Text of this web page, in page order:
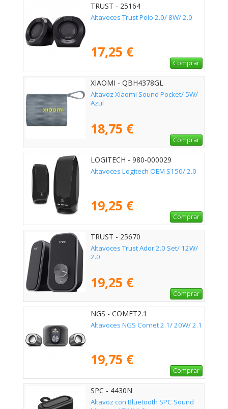
TRUST - 25164
Altavoces Trust Polo 2.0/ 8W/ 2.0
17,25 €
Comprar
XIAOMI - QBH4378GL
Altavoz Xiaomi Sound Pocket/ 5W/
Azul
18,75 €
Comprar
LOGITECH - 980-000029
Altavoces Logitech OEM S150/ 2.0
19,25 €
Comprar
TRUST - 25670
Altavoces Trust Ador 2.0 Set/ 12W/
2.0
19,25 €
Comprar
NGS - COMET2.1
Altavoces NGS Comet 2.1/ 20W/ 2.1
19,75 €
Comprar
SPC - 4430N
Altavoz con Bluetooth SPC Sound